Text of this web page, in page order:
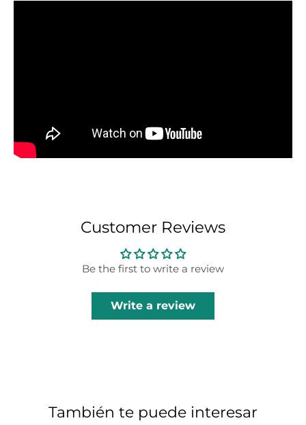
Customer Reviews
Be the first to write a review
Write a review
También te puede interesar